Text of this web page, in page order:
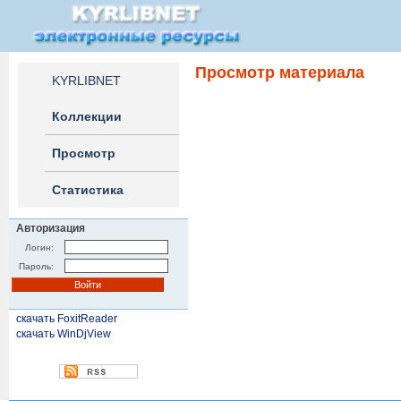
KYRLIBNET
Коллекции
Просмотр
Статистика
Авторизация
Логин:
Пароль:
скачать FoxitReader
скачать WinDjView
Просмотр материала